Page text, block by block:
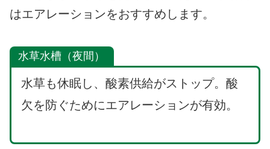
はエアレーションをおすすめします。
水草水槽（夜間）
水草も休眠し、酸素供給がストップ。酸
欠を防ぐためにエアレーションが有効。